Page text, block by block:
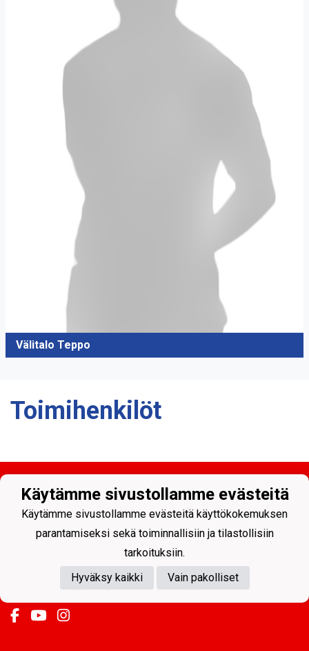
Välitalo Teppo
Toimihenkilöt
Sodankylän Pallo ry - Nuorissa on tulevaisuus
Käytämme sivustollamme evästeitä
Käytämme sivustollamme evästeitä käyttökokemuksen
parantamiseksi sekä toiminnallisiin ja tilastollisiin
tarkoituksiin.
Hyväksy kaikki
Vain pakolliset